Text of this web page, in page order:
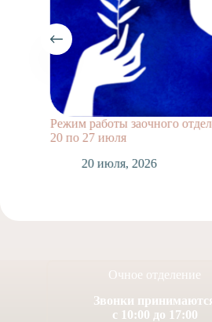
Режим работы заочного
20 по 27 июля
20 июля, 2026
Очное отделение
Звонки
с 10:00 до 17:00